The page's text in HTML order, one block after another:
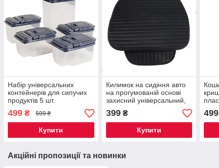
Набір універсальних
контейнерів для сипучих
продуктів 5 шт.
499 ₴ 599 ₴
Купити
Килимок на сидіння авто
на прогумованій основі
захисний універсальний,
чорний
399₴
Купити
499
Акційні пропозиції та новинки